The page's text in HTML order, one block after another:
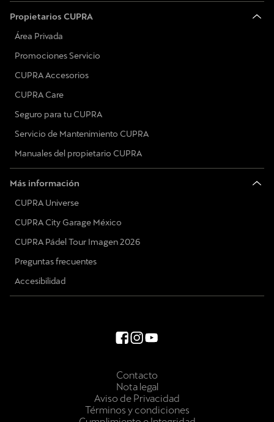
Propietarios CUPRA
Área Privada
Promociones Servicio
CUPRA Accesorios
CUPRA Care
Seguro para tu CUPRA
Servicio de Mantenimiento CUPRA
Manuales del propietario CUPRA
Más información
CUPRA Universe
CUPRA City Garage México
CUPRA Pádel Tour Imagen 2026
Preguntas frecuentes
Accesibilidad
Contacto
Nota legal
Aviso de Privacidad
Términos y condiciones